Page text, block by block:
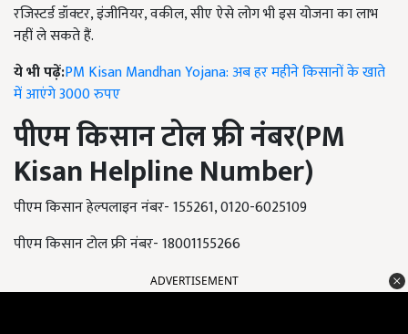
रजिस्टर्ड डॉक्टर, इंजीनियर, वकील, सीए ऐसे लोग भी इस योजना का लाभ
नहीं ले सकते हैं.
ये भी पढ़ें:PM Kisan Mandhan Yojana: अब हर महीने किसानों के खाते
में आएंगे 3000 रुपए
पीएम किसान टोल फ्री नंबर(PM
Kisan Helpline Number)
पीएम किसान हेल्पलाइन नंबर- 155261, 0120-6025109
पीएम किसान टोल फ्री नंबर- 18001155266
ADVERTISEMENT